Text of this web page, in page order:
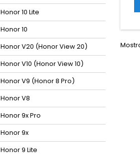
Honor 10 Lite
Honor 10
Honor V20 (Honor View 20)
Honor V10 (Honor View 10)
Honor V9 (Honor 8 Pro)
Honor V8
Honor 9x Pro
Honor 9x
Honor 9 Lite